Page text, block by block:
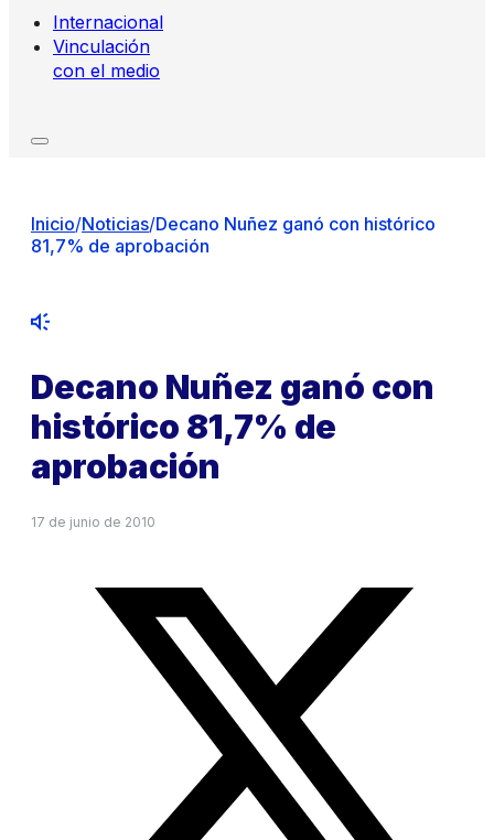
Internacional
Vinculación
con el medio
Inicio/Noticias/Decano Nuñez ganó con histórico
81,7% de aprobación
Decano Nuñez ganó con
histórico 81,7% de
aprobación
17 de junio de 2010